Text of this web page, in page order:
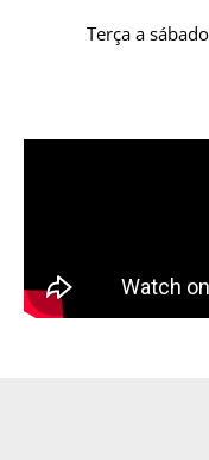
Terça a